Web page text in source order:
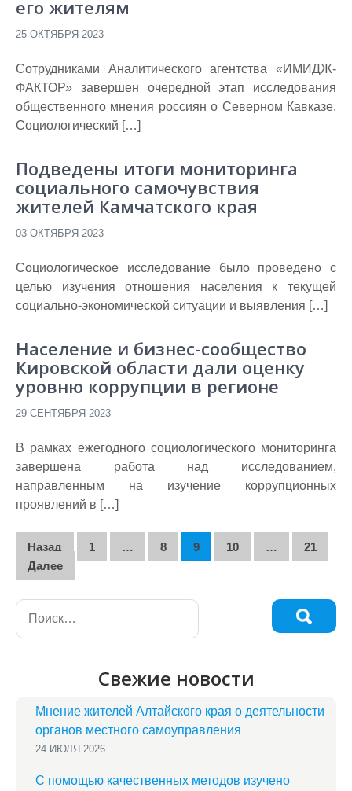
его жителям
25 ОКТЯБРЯ 2023
Сотрудниками Аналитического агентства «ИМИДЖ-
ФАКТОР» завершен очередной этап исследования
общественного мнения россиян о Северном Кавказе.
Социологический […]
Подведены итоги мониторинга
социального самочувствия
жителей Камчатского края
03 ОКТЯБРЯ 2023
Социологическое исследование было проведено с
целью изучения отношения населения к текущей
социально-экономической ситуации и выявления […]
Население и бизнес-сообщество
Кировской области дали оценку
уровню коррупции в регионе
29 СЕНТЯБРЯ 2023
В рамках ежегодного социологического мониторинга
завершена работа над исследованием,
направленным на изучение коррупционных
проявлений в […]
Навигация
по
записям
Назад 1 … 8 9 10 …
21
Далее
Свежие новости
Мнение жителей Алтайского края о деятельности
органов местного самоуправления
24 ИЮЛЯ 2026
С помощью качественных методов изучено